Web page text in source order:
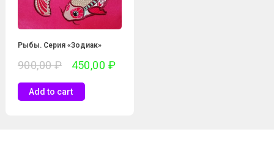
Рыбы. Серия «Зодиак»
900,00₽ 450,00 ₽
Add to cart